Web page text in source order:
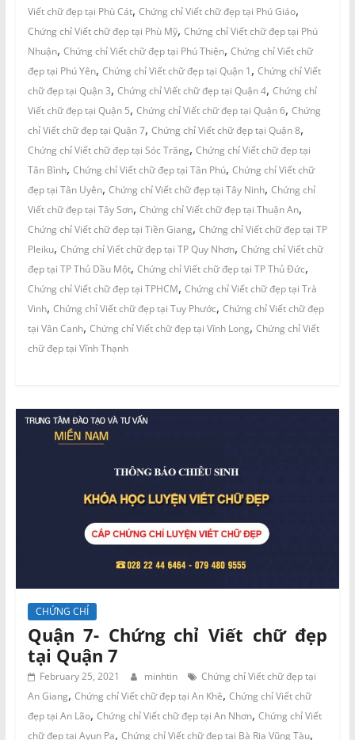
Viết chữ đẹp tại Phù Cát, Chứng chỉ Viết chữ đẹp tại Phú Giáo,
Chứng chỉ Viết chữ đẹp tại Phù Mỹ, Chứng chỉ Viết chữ đẹp tại Phú
Nhuận, Chứng chỉ Viết chữ đẹp tại Phú Thiện, Chứng chỉ Viết chữ
đẹp tại Phú Yên, Chứng chỉ Viết chữ đẹp tại Quận 1, Chứng chỉ Viết
chữ đẹp tại Quận 3, Chứng chỉ Viết chữ đẹp tại Quận 4, Chứng chỉ
Viết chữ đẹp tại Quận 5, Chứng chỉ Viết chữ đẹp tại Quận 6, Chứng
chỉ Viết chữ đẹp tại Quận 7, Chứng chỉ Viết chữ đẹp tại Quận 8,
Chứng chỉ Viết chữ đẹp tại Sóc Trăng, Chứng chỉ Viết chữ đẹp tại
Tân Bình, Chứng chỉ Viết chữ đẹp tại Tân Phú, Chứng chỉ Viết chữ
đẹp tại Tân Uyên, Chứng chỉ Viết chữ đẹp tại Tây Ninh, Chứng chỉ
Viết chữ đẹp tại Tây Sơn, Chứng chỉ Viết chữ đẹp tại Thuận An,
Chứng chỉ Viết chữ đẹp tại Tiền Giang, Chứng chỉ Viết chữ đẹp tại TP
Pleiku, Chứng chỉ Viết chữ đẹp tại TP Quy Nhơn, Chứng chỉ Viết chữ
đẹp tại TP Thủ Dầu Một, Chứng chỉ Viết chữ đẹp tại TP Thủ Đức,
Chứng chỉ Viết chữ đẹp tại TPHCM, Chứng chỉ Viết chữ đẹp tại Trà
Vinh, Chứng chỉ Viết chữ đẹp tại Tuy Phước, Chứng chỉ Viết chữ đẹp
tại Vân Canh, Chứng chỉ Viết chữ đẹp tại Vĩnh Long, Chứng chỉ Viết
chữ đẹp tại Vĩnh Thạnh
CHỨNG CHỈ
Quận 7- Chứng chỉ Viết chữ đẹp
tại Quận 7
February 25, 2021 minhtin
Chứng chỉ Viết chữ đẹp tại
An Giang, Chứng chỉ Viết chữ đẹp tại An Khê, Chứng chỉ Viết chữ
đẹp tại An Lão, Chứng chỉ Viết chữ đẹp tại An Nhơn, Chứng chỉ Viết
chữ đẹp tại Ayun Pa, Chứng chỉ Viết chữ đẹp tại Bà Rịa Vũng Tàu,